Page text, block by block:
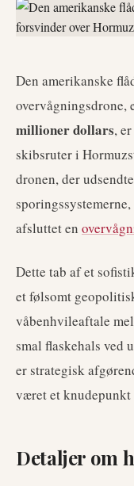
Den amerikanske
millioner dollars,
skibsruter i
dronen, der
afsluttet en
Dette tab af et
et følsomt
våbenhvileaftale
smal flaskehals ved
er strategisk
været et
Detaljer om